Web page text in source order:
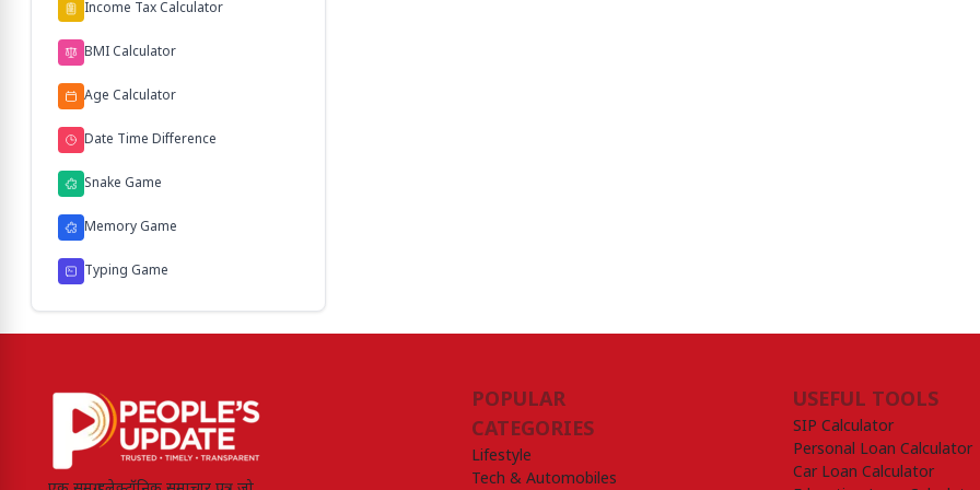
Income Tax Calculator
BMI Calculator
Age Calculator
Date Time Difference
Snake Game
Memory Game
Typing Game
POPULAR
CATEGORIES
Lifestyle
Tech & Automobiles
USEFUL TOOLS
SIP Calculator
Personal Loan Calculator
Car Loan Calculator